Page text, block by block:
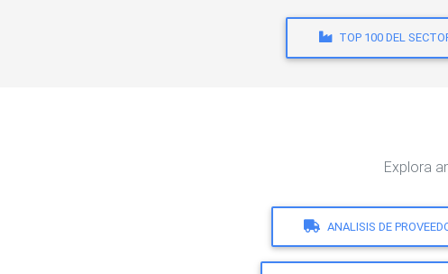
TOP 100 DEL
Explora
ANALISIS DE